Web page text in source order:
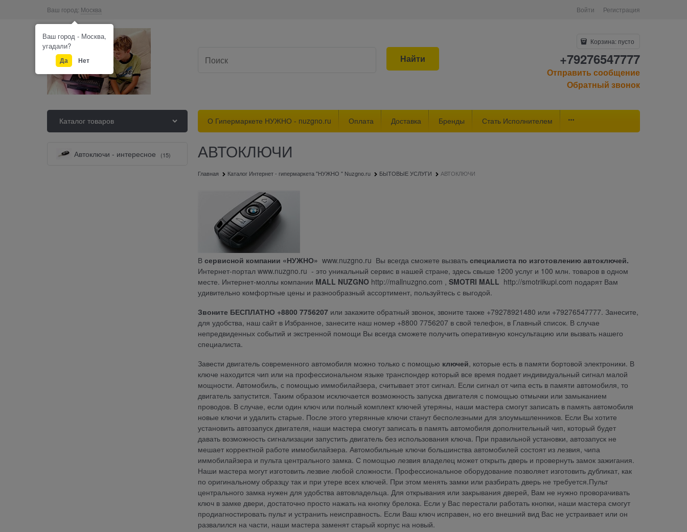
Ваш город: Москва Войти Регистрация
Найти
Корзина: пусто
+79276547777
Отправить сообщение
Обратный звонок
Каталог товаров О Гипермаркете НУЖНО - nuzgno.ru Оплата Доставка Бренды Стать Исполнителем
Автоключи - интересное (15) АВТОКЛЮЧИ
Главная Каталог Интернет - гипермаркета "НУЖНО " Nuzgno.ru БЫТОВЫЕ УСЛУГИ АВТОКЛЮЧИ
В сервисной компании «НУЖНО» www.nuzgno.ru Вы всегда сможете вызвать специалиста по изготовлению автоключей.
Интернет-портал www.nuzgno.ru - это уникальный сервис в нашей стране, здесь свыше 1200 услуг и 100 млн. товаров в одном
месте. Интернет-моллы компании MALL NUZGNO http://mallnuzgno.com , SMOTRI MALL http://smotriikupi.com подарят Вам
удивительно комфортные цены и разнообразный ассортимент, пользуйтесь с выгодой.
Звоните БЕСПЛАТНО +8800 7756207 или закажите обратный звонок, звоните также +79278921480 или +79276547777. Занесите,
для удобства, наш сайт в Избранное, занесите наш номер +8800 7756207 в свой телефон, в Главный список. В случае
непредвиденных событий и экстренной помощи Вы всегда сможете получить оперативную консультацию или вызвать нашего
специалиста.
Завести двигатель современного автомобиля можно только с помощью ключей, которые есть в памяти бортовой электроники. В
ключе находится чип или на профессиональном языке транспондер который все время подает индивидуальный сигнал малой
мощности. Автомобиль, с помощью иммобилайзера, считывает этот сигнал. Если сигнал от чипа есть в памяти автомобиля, то
двигатель запустится. Таким образом исключается возможность запуска двигателя с помощью отмычки или замыканием
проводов. В случае, если один ключ или полный комплект ключей утеряны, наши мастера смогут записать в память автомобиля
новые ключи и удалить старые. После этого утерянные ключи станут бесполезными для злоумышленников. Если Вы хотите
установить автозапуск двигателя, наши мастера смогут записать в память автомобиля дополнительный чип, который будет
давать возможность сигнализации запустить двигатель без использования ключа. При правильной установки, автозапуск не
мешает корректной работе иммобилайзера. Автомобильные ключи большинства автомобилей состоят из лезвия, чипа
иммобилайзера и пульта центрального замка. С помощью лезвия владелец может открыть дверь и провернуть замок зажигания.
Наши мастера могут изготовить лезвие любой сложности. Профессиональное оборудование позволяет изготовить дубликат, как
по оригинальному образцу так и при утере всех ключей. При этом менять замки или разбирать дверь не требуется.Пульт
центрального замка нужен для удобства автовладельца. Для открывания или закрывания дверей, Вам не нужно проворачивать
ключ в замке двери, достаточно просто нажать на кнопку брелока. Если у Вас перестали работать кнопки, наши мастера смогут
продиагностировать пульт и устранить неисправность. Если Ваш ключ исправен, но его внешний вид Вас не устраивает или он
развалился на части, наши мастера заменят старый корпус на новый.
Ваш город - Москва,
угадали?
Да Нет